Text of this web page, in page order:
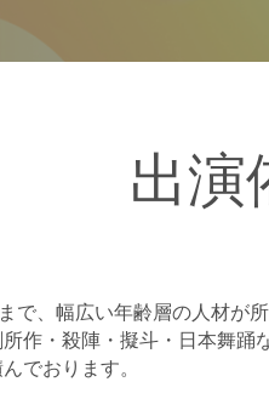
出演
で、幅広い年齢層の人材が所
作・殺陣・擬斗・日本舞踊
でおります。